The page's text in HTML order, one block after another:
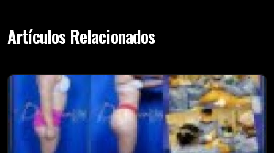
Artículos Relacionados